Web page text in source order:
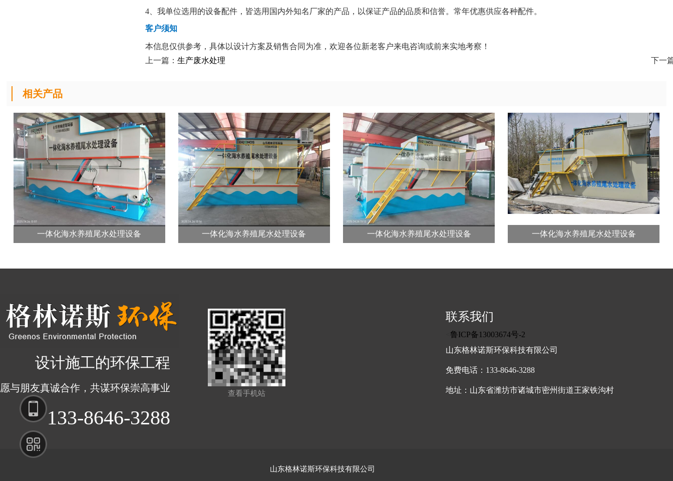
4、我单位选用的设备配件，皆选用国内外知名厂家的产品，以保证产品的品质和信誉。常年优惠供应各种配件。
客户须知
本信息仅供参考，具体以设计方案及销售合同为准，欢迎各位新老客户来电咨询或前来实地考察！
上一篇：生产废水处理 下一
相关产品
一体化海水养殖尾水处理设备 一体化海水养殖尾水处理设备 一体化海水养殖尾水处理设备 一体化海水养殖尾水处理设备
设计施工的环保工程
愿与朋友真诚合作，共谋环保崇高事业
133-8646-3288
联系我们
鲁ICP备13003674号-2
山东格林诺斯环保科技有限公司
免费电话：133-8646-3288
地址：山东省潍坊市诸城市密州街道王家铁沟村
查看手机站
山东格林诺斯环保科技有限公司
133-